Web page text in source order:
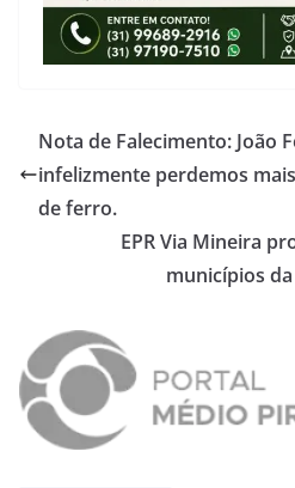
Nota de Falecimento: João
infelizmente perdemos
de ferro.
EPR Via Mineira
municípios